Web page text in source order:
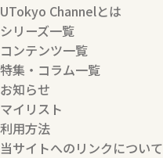
UTokyo Channelとは
シリーズ一覧
コンテンツ一覧
特集・コラム一覧
お知らせ
マイリスト
利用方法
当サイトへのリンクについて